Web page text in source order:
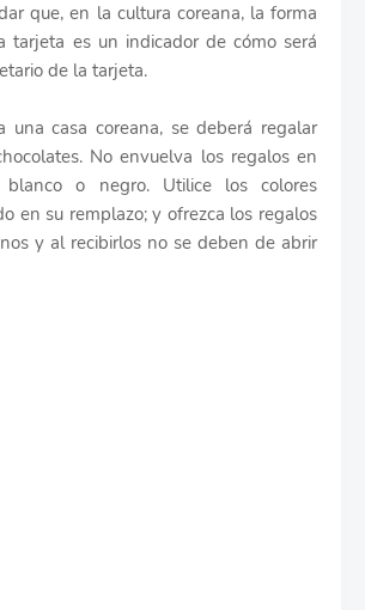
que, en la cultura coreana, la forma
tarjeta es un indicador de cómo será
de la tarjeta.
una casa coreana, se deberá regalar
No envuelva los regalos en
blanco o negro. Utilice los colores
en su remplazo; y ofrezca los regalos
y al recibirlos no se deben de abrir